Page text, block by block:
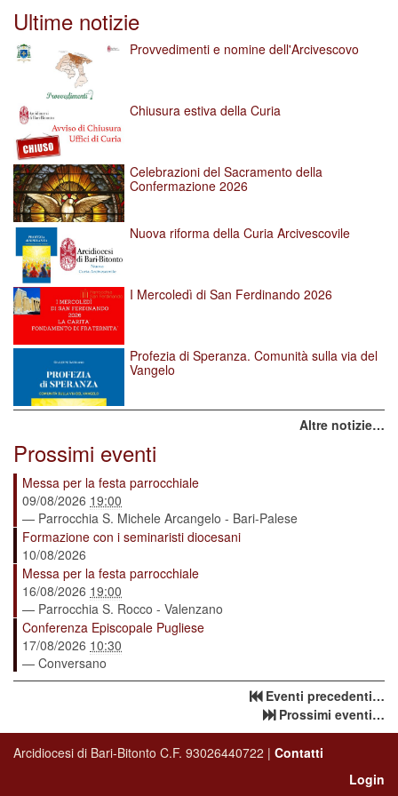
per
vedere
l'immagine
alle
dimensioni
originali…
Ultime notizie
Provvedimenti e nomine dell'Arcivescovo
Chiusura estiva della Curia
Celebrazioni del Sacramento della
Confermazione 2026
Nuova riforma della Curia Arcivescovile
I Mercoledì di San Ferdinando 2026
Profezia di Speranza. Comunità sulla via del
Vangelo
Altre notizie…
Prossimi eventi
Messa per la festa parrocchiale
09/08/2026 19:00
— Parrocchia S. Michele Arcangelo - Bari-Palese
Formazione con i seminaristi diocesani
10/08/2026
Messa per la festa parrocchiale
16/08/2026 19:00
— Parrocchia S. Rocco - Valenzano
Conferenza Episcopale Pugliese
17/08/2026 10:30
— Conversano
Eventi precedenti…
Prossimi eventi…
Arcidiocesi di Bari-Bitonto C.F. 93026440722 | Contatti
Login